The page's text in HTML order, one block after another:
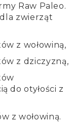
Raw Paleo.
zwierząt
z wołowiną,
z dziczyzną,
do otyłości z
z wołowiną.